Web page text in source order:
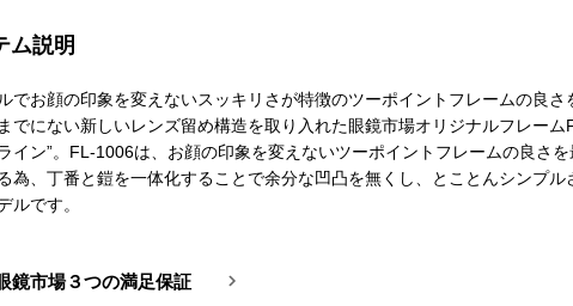
鏡市場３つの満足保証
ム説明
でお顔の印象を変えないスッキリさが特徴のツーポイントフレームの良さ
でにない新しいレンズ留め構造を取り入れた眼鏡市場オリジナルフレーム
イン”。FL‐1006は、お顔の印象を変えないツーポイントフレームの良さ
為、丁番と鎧を一体化することで余分な凹凸を無くし、とことんシンプル
ルです。